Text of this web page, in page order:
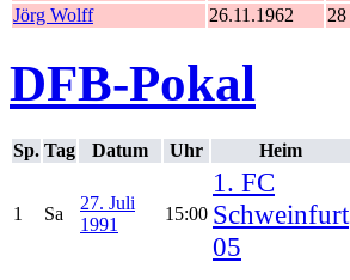
Jörg Wolff
26.11.1962 28
DFB-Pokal
Sp. Tag Datum Uhr Heim
1 Sa
27. Juli
1991
15:00
1. FC
Schweinfurt
05